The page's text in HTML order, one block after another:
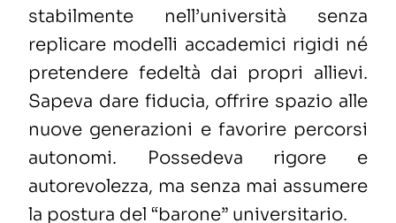
stabilmente nell’università senza
replicare modelli accademici rigidi né
pretendere fedeltà dai propri allievi.
Sapeva dare fiducia, offrire spazio alle
nuove generazioni e favorire percorsi
autonomi. Possedeva rigore e
autorevolezza, ma senza mai assumere
la postura del “barone” universitario.